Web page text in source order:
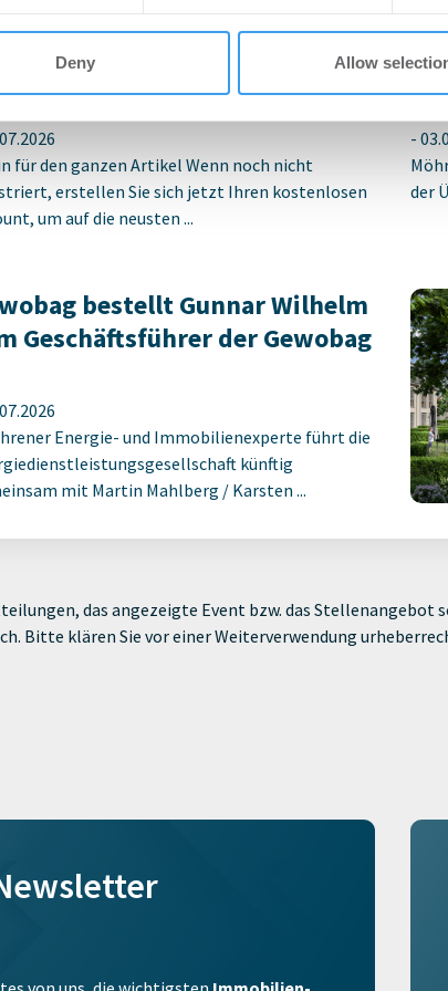
Deny Allow
Spatenstich für neuen
Eberswalde-Finow
für den ganzen Artikel Wenn noch nicht
erstellen Sie sich jetzt Ihren kostenlosen
um auf die neusten ...
-
der
bestellt Gunnar Wilhelm
Geschäftsführer der Gewobag
Energie- und Immobilienexperte führt die
künftig
mit Martin Mahlberg / Karsten ...
das angezeigte Event bzw. das
Bitte klären Sie vor einer Weiterverwendung